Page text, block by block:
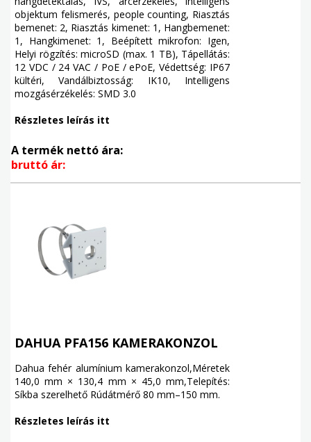
objektum felismerés, people counting, Riasztás
bemenet: 2, Riasztás kimenet: 1, Hangbemenet:
1, Hangkimenet: 1, Beépített mikrofon: Igen,
Helyi rögzítés: microSD (max. 1 TB), Tápellátás:
12 VDC / 24 VAC / PoE / ePoE, Védettség: IP67
kültéri, Vandálbiztosság: IK10, Intelligens
mozgásérzékelés: SMD 3.0
Részletes leírás itt
A termék nettó ára:
bruttó ár:
DAHUA PFA156 KAMERAKONZOL
Dahua fehér alumínium kamerakonzol,Méretek
140,0 mm × 130,4 mm × 45,0 mm,Telepítés:
Síkba szerelhető Rúdátmérő 80 mm–150 mm.
Részletes leírás itt